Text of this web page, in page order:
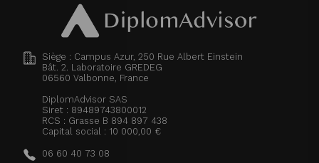
Siège : Campus Azur, 250 Rue Albert Einstein
Bât. 2. Laboratoire GREDEG
06560 Valbonne, France
DiplomAdvisor SAS
Siret : 89489743800012
RCS : Grasse B 894 897 438
Capital social : 10 000,00 €
06 60 40 73 08